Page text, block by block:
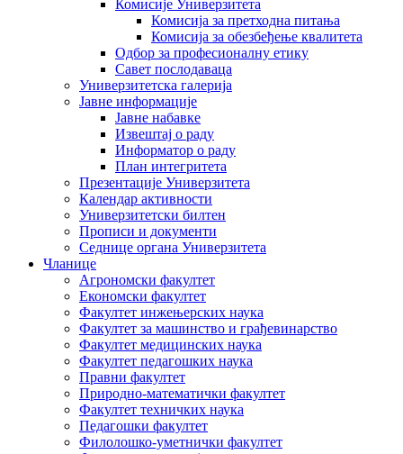
Комисије Универзитета
Комисија за претходна питања
Комисија за обезбеђење квалитета
Одбор за професионалну етику
Савет послодаваца
Универзитетска галерија
Јавне информације
Јавне набавке
Извештај о раду
Информатор о раду
План интегритета
Презентације Универзитета
Календар активности
Универзитетски билтен
Прописи и документи
Седнице органа Универзитета
Чланице
Агрономски факултет
Економски факултет
Факултет инжењерских наука
Факултет за машинство и грађевинарство
Факултет медицинских наука
Факултет педагошких наука
Правни факултет
Природно-математички факултет
Факултет техничких наука
Педагошки факултет
Филолошко-уметнички факултет